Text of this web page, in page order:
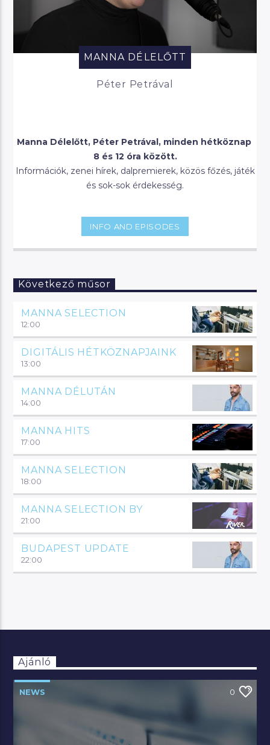
MANNA DÉLELŐTT
Péter Petrával
Manna Délelőtt, Péter Petrával, minden hétköznap
8 és 12 óra között.
Információk, zenei hírek, dalpremierek, közös főzés, játék
és sok-sok érdekesség.
INFO AND EPISODES
Következő műsor
MANNA SELECTION
12:00
DIGITÁLIS HÉTKÖZNAPJAINK
13:00
MANNA DÉLUTÁN
14:00
MANNA HITS
17:00
MANNA SELECTION
18:00
MANNA SELECTION BY
21:00
BUDAPEST UPDATE
22:00
Ajánló
NEWS 0